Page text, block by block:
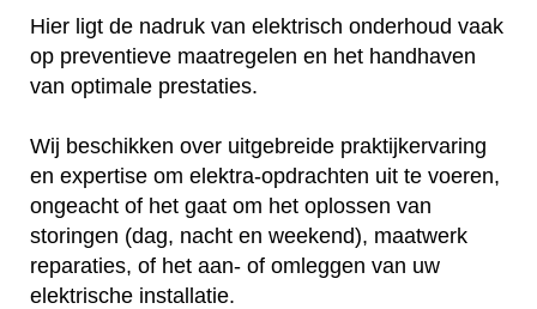
Hier ligt de nadruk van elektrisch onderhoud vaak
op preventieve maatregelen en het handhaven
van optimale prestaties.
Wij beschikken over uitgebreide praktijkervaring
en expertise om elektra-opdrachten uit te voeren,
ongeacht of het gaat om het oplossen van
storingen (dag, nacht en weekend), maatwerk
reparaties, of het aan- of omleggen van uw
elektrische installatie.